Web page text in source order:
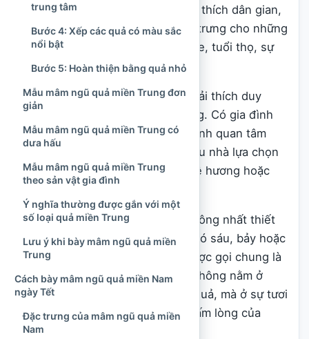
Hỏa, Thổ. Theo một số cách giải thích dân gian,
mâm có năm loại quả còn tượng trưng cho những
mong ước về phúc lành, sức khỏe, tuổi thọ, sự
sung túc và bình an.
Tuy nhiên, không có một cách giải thích duy
nhất áp dụng cho mọi địa phương. Có gia đình
chú trọng năm loại quả, có gia đình quan tâm
đến năm màu sắc, trong khi nhiều nhà lựa chọn
quả dựa trên tên gọi, sản vật quê hương hoặc
truyền thống do ông bà để lại.
Ngày nay, mâm ngũ quả cũng không nhất thiết
chỉ có đúng năm loại. Một mâm có sáu, bảy hoặc
nhiều loại trái cây vẫn thường được gọi chung là
mâm ngũ quả. Điều quan trọng không nằm ở
việc phải đếm chính xác số loại quả, mà ở sự tươi
sạch, cân đối, trang nghiêm và tấm lòng của
người chuẩn bị.
trung tâm
Bước 4: Xếp các quả có màu sắc
nổi bật
Bước 5: Hoàn thiện bằng quả nhỏ
Mẫu mâm ngũ quả miền Trung đơn
giản
Mẫu mâm ngũ quả miền Trung có
dưa hấu
Mẫu mâm ngũ quả miền Trung
theo sản vật gia đình
Ý nghĩa thường được gắn với một
số loại quả miền Trung
Lưu ý khi bày mâm ngũ quả miền
Trung
Cách bày mâm ngũ quả miền Nam
ngày Tết
Đặc trưng của mâm ngũ quả miền
Nam